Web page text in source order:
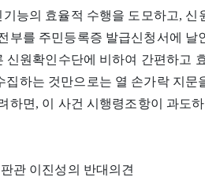
능의 효율적 수행을 도모하고, 신
부를 주민등록증 발급신청서에 날
신원확인수단에 비하여 간편하고
하는 것만으로는 열 손가락 지문
하면, 이 사건 시행령조항이 과도
관 이진성의 반대의견